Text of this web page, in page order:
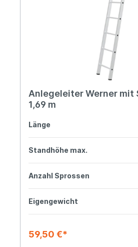
Anlegeleiter Werner mit
1,69 m
Länge
Standhöhe max.
Anzahl Sprossen
Eigengewicht
59,50 €*